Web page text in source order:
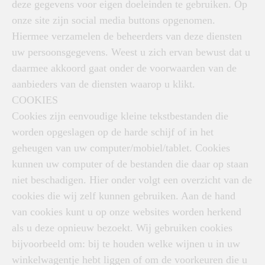
deze gegevens voor eigen doeleinden te gebruiken. Op
onze site zijn social media buttons opgenomen.
Hiermee verzamelen de beheerders van deze diensten
uw persoonsgegevens. Weest u zich ervan bewust dat u
daarmee akkoord gaat onder de voorwaarden van de
aanbieders van de diensten waarop u klikt.
COOKIES
Cookies zijn eenvoudige kleine tekstbestanden die
worden opgeslagen op de harde schijf of in het
geheugen van uw computer/mobiel/tablet. Cookies
kunnen uw computer of de bestanden die daar op staan
niet beschadigen. Hier onder volgt een overzicht van de
cookies die wij zelf kunnen gebruiken. Aan de hand
van cookies kunt u op onze websites worden herkend
als u deze opnieuw bezoekt. Wij gebruiken cookies
bijvoorbeeld om: bij te houden welke wijnen u in uw
winkelwagentje hebt liggen of om de voorkeuren die u